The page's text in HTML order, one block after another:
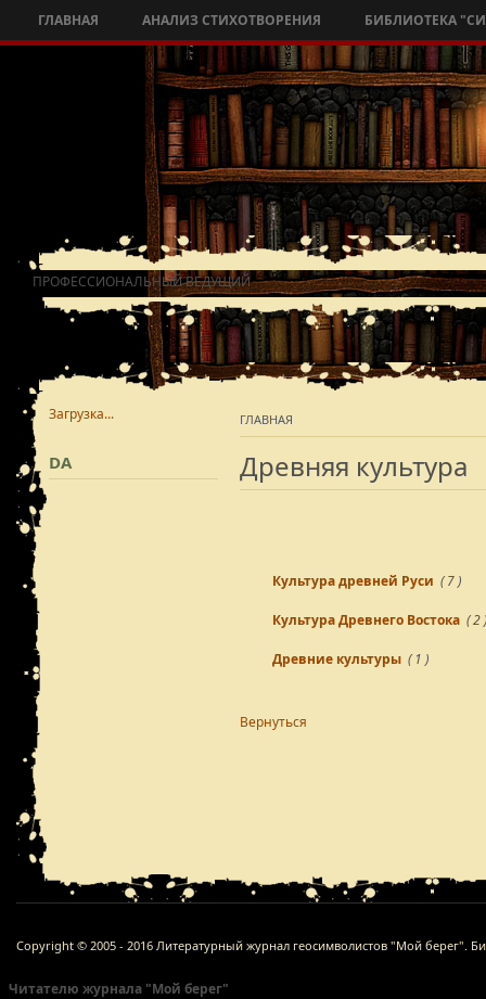
ГЛАВНАЯ АНАЛИЗ СТИХОТВОРЕНИЯ БИБЛИОТЕКА
ПРОФЕССИОНАЛЬНЫЙ ВЕДУЩИЙ
ГЛАВНАЯ
Древняя культура
Культура древней Руси ( 7 )
Культура Древнего Востока ( 2 )
Древние культуры ( 1 )
Вернуться
Загрузка...
DA
Copyright © 2005 - 2016 Литературный журнал геосимволистов "Мой берег".
Читателю журнала "Мой берег"